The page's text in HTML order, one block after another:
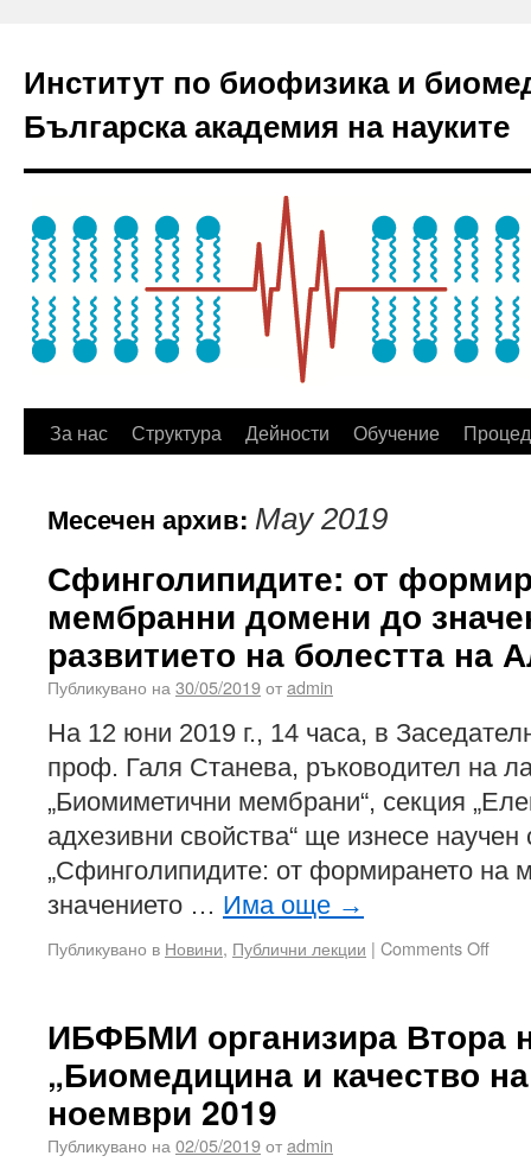
Институт по биофизика и
Българска академия на науките
За нас Структура Дейности Обучение
Месечен архив: May 2019
Сфинголипидите: от
мембранни домени до
развитието на болестта на
Публикувано на 30/05/2019отadmin
На 12 юни 2019 г., 14 часа, в
проф. Галя Станева, ръководител на
„Биомиметични мембрани“, секция
адхезивни свойства“ ще изнесе
„Сфинголипидите: от формирането на
значението … Има още →
Публикувано в Новини, Публични лекции | Comments Off
ИБФБМИ организира Втора
„Биомедицина и качество
ноември 2019
Публикувано на 02/05/2019отadmin